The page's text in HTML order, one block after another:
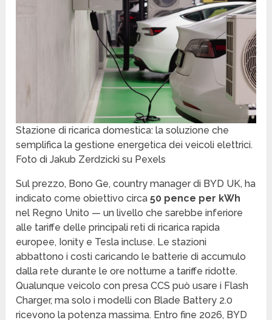
Stazione di ricarica domestica: la soluzione che
semplifica la gestione energetica dei veicoli elettrici.
Foto di Jakub Zerdzicki su Pexels
Sul prezzo, Bono Ge, country manager di BYD UK, ha
indicato come obiettivo circa50 pence per kWh
nel Regno Unito — un livello che sarebbe inferiore
alle tariffe delle principali reti di ricarica rapida
europee, Ionity e Tesla incluse. Le stazioni
abbattono i costi caricando le batterie di accumulo
dalla rete durante le ore notturne a tariffe ridotte.
Qualunque veicolo con presa CCS può usare i Flash
Charger, ma solo i modelli con Blade Battery 2.0
ricevono la potenza massima. Entro fine 2026, BYD